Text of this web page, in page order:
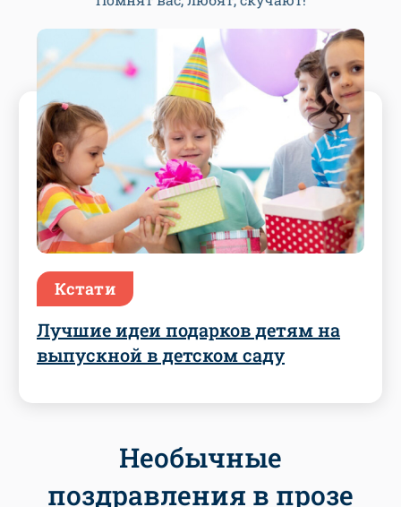
Кстати
Лучшие идеи подарков детям на
выпускной в детском саду
Необычные
поздравления в прозе